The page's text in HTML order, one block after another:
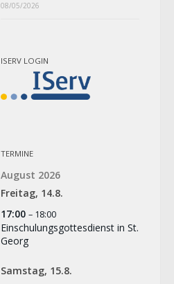
08/05/2026
ISERV LOGIN
TERMINE
August 2026
Freitag, 14.8.
17:00 – 18:00
Einschulungsgottesdienst in St.
Georg
Samstag, 15.8.